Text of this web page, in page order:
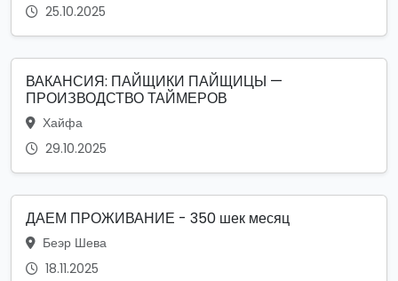
25.10.2025
ВАКАНСИЯ: ПАЙЩИКИ ПАЙЩИЦЫ —
ПРОИЗВОДСТВО ТАЙМЕРОВ
Хайфа
29.10.2025
ДАЕМ ПРОЖИВАНИЕ - 350 шек месяц
Беэр Шева
18.11.2025